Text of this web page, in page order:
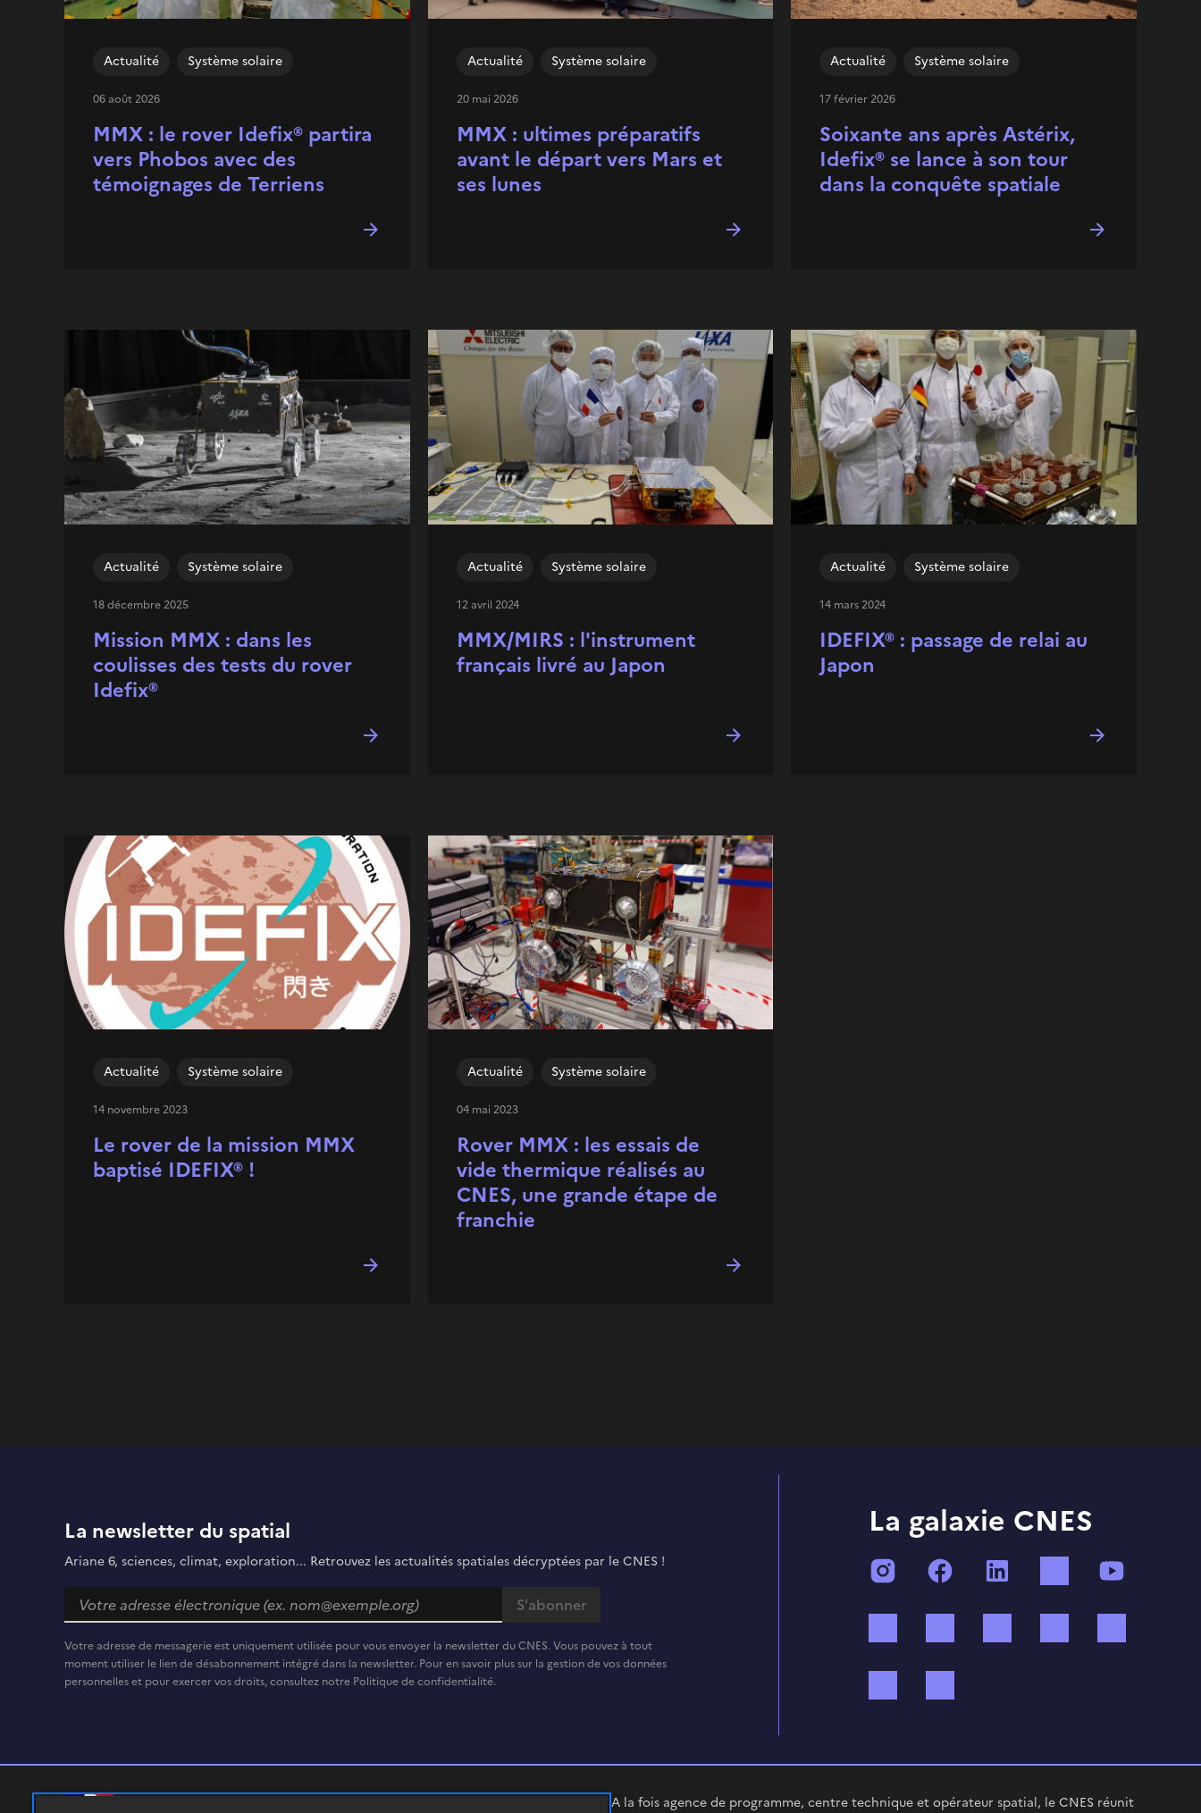
MMX : le rover Idefix® partira
vers Phobos avec des
témoignages de Terriens
Actualité Système solaire
06 août 2026
MMX : ultimes préparatifs
avant le départ vers Mars et
ses lunes
Actualité Système solaire
20 mai 2026
Soixante ans après Astérix,
Idefix® se lance à son tour
dans la conquête spatiale
Actualité Système solaire
17 février 2026
Mission MMX : dans les
coulisses des tests du rover
Idefix®
Actualité Système solaire
18 décembre 2025
MMX/MIRS : l'instrument
français livré au Japon
Actualité Système solaire
12 avril 2024
IDEFIX® : passage de relai au
Japon
Actualité Système solaire
14 mars 2024
Le rover de la mission MMX
baptisé IDEFIX® !
Actualité Système solaire
14 novembre 2023
Rover MMX : les essais de
vide thermique réalisés au
CNES, une grande étape de
franchie
Actualité Système solaire
04 mai 2023
La newsletter du spatial
Ariane 6, sciences, climat, exploration... Retrouvez les actualités spatiales décryptées par le CNES !
Votre adresse de messagerie est uniquement utilisée pour vous envoyer la newsletter du CNES. Vous pouvez à tout
moment utiliser le lien de désabonnement intégré dans la newsletter. Pour en savoir plus sur la gestion de vos données
personnelles et pour exercer vos droits, consultez notre Politique de confidentialité.
La galaxie CNES
InstagramFacebook TikTok
A la fois agence de programme, centre technique et opérateur spatial, le CNES réunit